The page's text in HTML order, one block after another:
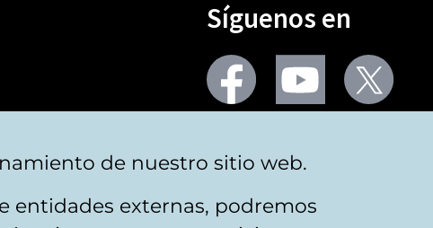
Síguenos en
Seguir
en
facebook
Seguir
en
youtubeX
de nuestro sitio web.
entidades externas, podremos